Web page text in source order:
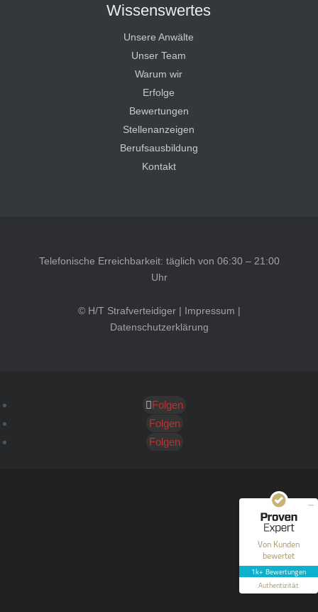
Wissenswertes
Unsere Anwälte
Unser Team
Warum wir
Erfolge
Bewertungen
Stellenanzeigen
Berufsausbildung
Kontakt
Telefonische Erreichbarkeit: täglich von 06:30 – 21:00
Uhr
© H/T Strafverteidiger | Impressum |
Datenschutzerklärung
Folgen
Folgen
Folgen
Von Kunden
bewertet
1k+ Bewertungen
Authentizität
Kundenbewertungen und Erfahrungen zu
SEHR GUT
40
Bewertungen auf
ProvenExpert.com
Blick aufs ProvenExpert-Profil werfen